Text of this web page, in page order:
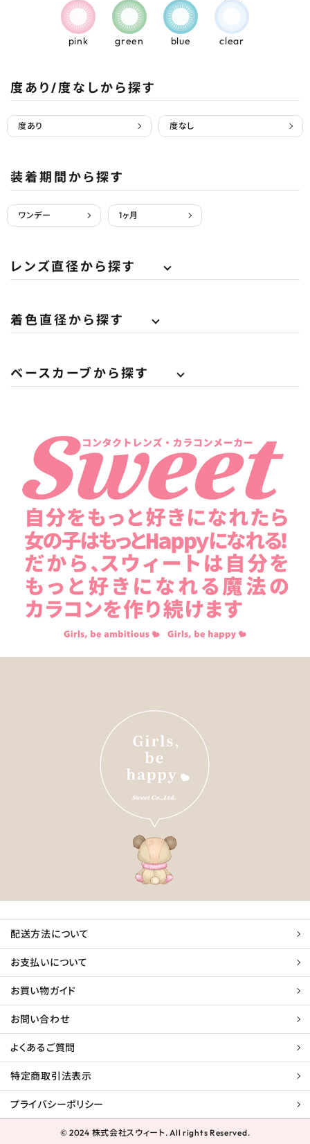
pink green blue clear
度あり/度なしから探す
度あり 度なし
装着期間から探す
ワンデー 1ヶ月
レンズ直径から探す
着色直径から探す
ベースカーブから探す
配送方法について
お支払いについて
お買い物ガイド
お問い合わせ
よくあるご質問
特定商取引法表示
プライバシーポリシー
© 2024 株式会社スウィート. All rights Reserved.